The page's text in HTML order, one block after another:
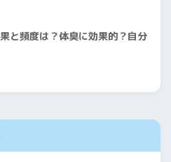
と頻度は？体臭に効果的？自分